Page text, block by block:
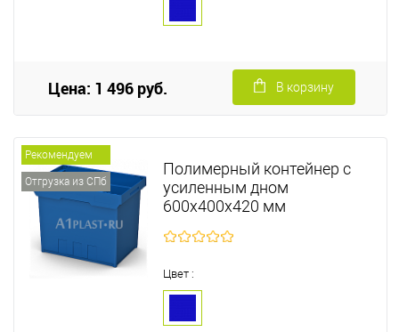
Цена: 1 496 руб. В корзину
Рекомендуем
Отгрузка из СПб
Полимерный контейнер с
усиленным дном
600х400х420 мм
Цвет :